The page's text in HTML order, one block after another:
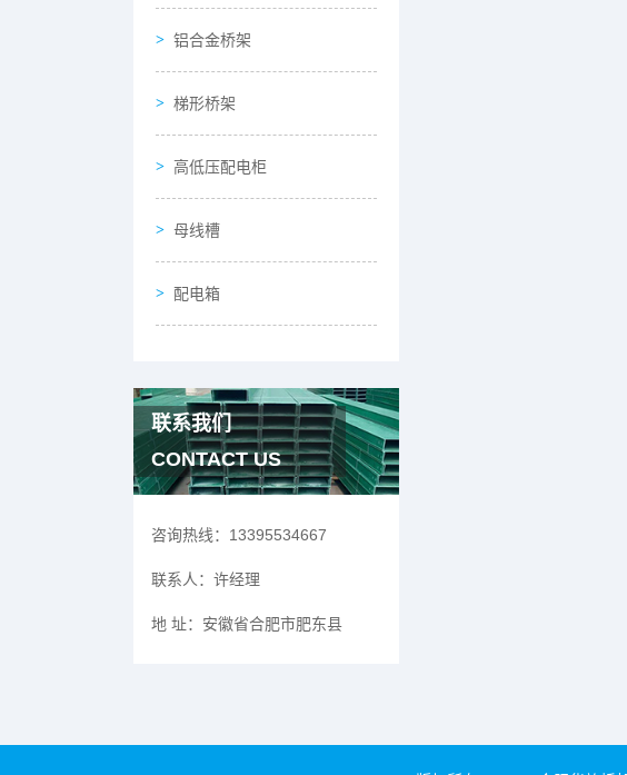
铝合金桥架
梯形桥架
高低压配电柜
母线槽
配电箱
联系我们
CONTACT US
咨询热线： 13395534667
联系人： 许经理
地 址： 安徽省合肥市肥东县